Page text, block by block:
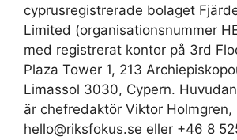
cyprusregistrerade bolaget
Limited (organisationsnummer
med registrerat kontor på 3rd
Plaza Tower 1, 213
Limassol 3030, Cypern.
är chefredaktör Viktor Holmgren,
hello@riksfokus.se eller +46 8